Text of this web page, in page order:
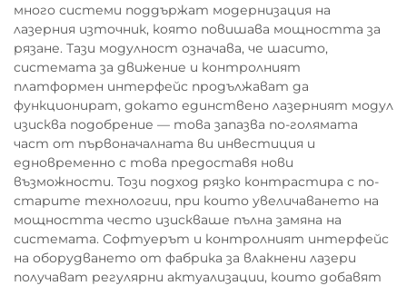
много системи поддържат модернизация на
лазерния източник, която повишава мощността за
рязане. Тази модулност означава, че шасито,
системата за движение и контролният
платформен интерфейс продължават да
функционират, докато единствено лазерният модул
изисква подобрение — това запазва по-голямата
част от първоначалната ви инвестиция и
едновременно с това предоставя нови
възможности. Този подход рязко контрастира с по-
старите технологии, при които увеличаването на
мощността често изискваше пълна замяна на
системата. Софтуерът и контролният интерфейс
на оборудването от фабрика за влакнени лазери
получават регулярни актуализации, които добавят